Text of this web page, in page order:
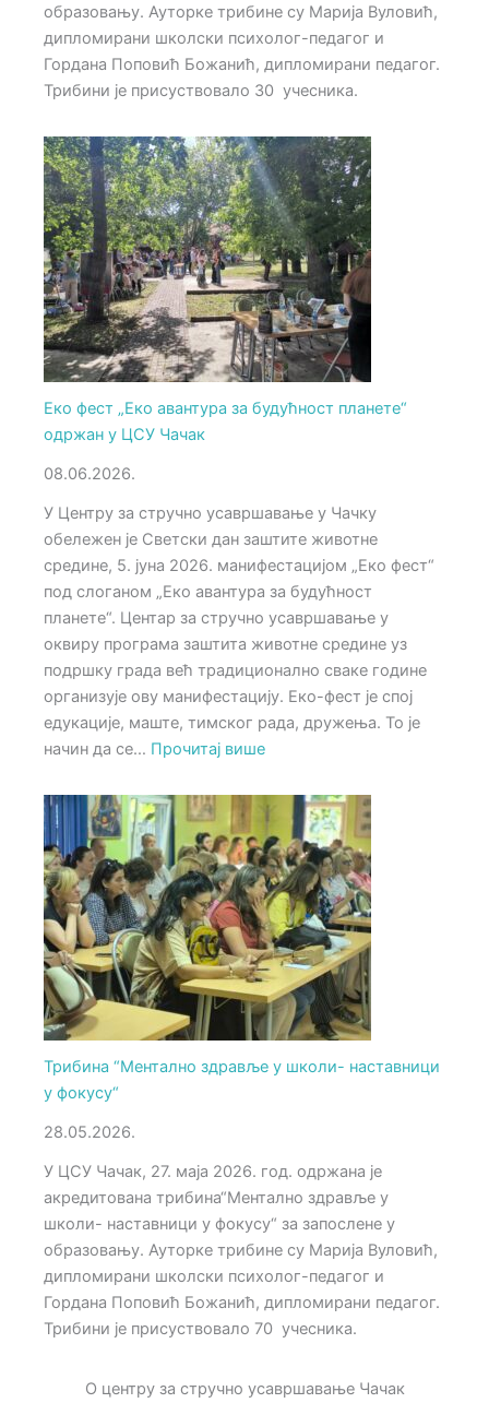
образовању. Ауторке трибине су Марија Вуловић,
дипломирани школски психолог-педагог и
Гордана Поповић Божанић, дипломирани педагог.
Трибини је присуствовало 30 учесника.
Еко фест „Еко авантура за будућност планете“
одржан у ЦСУ Чачак
08.06.2026.
У Центру за стручно усавршавање у Чачку
обележен је Светски дан заштите животне
средине, 5. јуна 2026. манифестацијoм „Еко фест“
под слоганом „Еко авантура за будућност
планете“. Центар за стручно усавршавање у
оквиру програма заштита животне средине уз
подршку града већ традиционално сваке године
организује ову манифестацију. Еко-фест је спој
едукације, маште, тимског рада, дружења. То је
начин да се… Прочитај више:
фест
„Еко
авантура
за
будућност
планете“
одржан
у
ЦСУ
Чачак
Трибина “Ментално здравље у школи- наставници
у фокусу“
28.05.2026.
У ЦСУ Чачак, 27. маја 2026. год. одржана је
акредитована трибина“Ментално здравље у
школи- наставници у фокусу“ за запослене у
образовању. Ауторке трибине су Марија Вуловић,
дипломирани школски психолог-педагог и
Гордана Поповић Божанић, дипломирани педагог.
Трибини је присуствовало 70 учесника.
О центру за стручно усавршавање Чачак